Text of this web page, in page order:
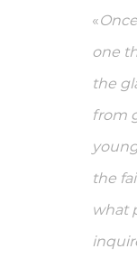
«
one
the
from
the
what